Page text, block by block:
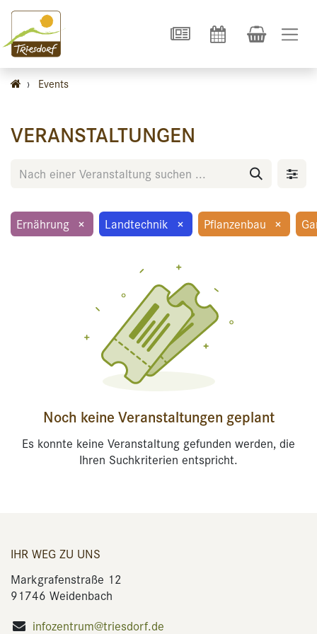
› Events
VERANSTALTUNGEN
Ernährung × Landtechnik × Pflanzenbau ×
Noch keine Veranstaltungen geplant
Es konnte keine Veranstaltung gefunden werden, die
Ihren Suchkriterien entspricht.
IHR WEG ZU UNS
Markgrafenstraße 12
91746 Weidenbach
infozentrum@triesdorf.de